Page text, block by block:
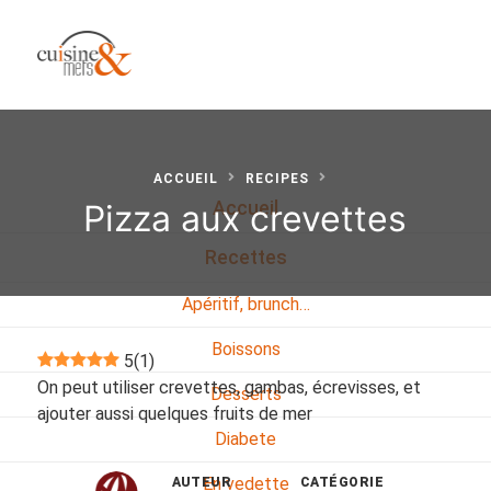
Accueil
Recettes
Apéritif, brunch…
Boissons
Desserts
Diabete
En vedette
ACCUEIL RECIPES
Pizza aux crevettes
5(1)
On peut utiliser crevettes, gambas, écrevisses, et
ajouter aussi quelques fruits de mer
AUTEUR CATÉGORIE